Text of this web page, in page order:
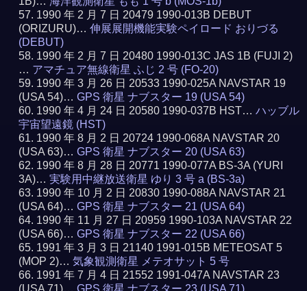
1990 年 2 月 7 日 20479 1990-013B DEBUT
(ORIZURU)…伸展展開機能実験ペイロード おりづる
(DEBUT)
1990 年 2 月 7 日 20480 1990-013C JAS 1B (FUJI 2)
… アマチュア無線衛星 ふじ 2 号 (FO-20)
1990 年 3 月 26 日 20533 1990-025A NAVSTAR 19
(USA 54)…GPS 衛星 ナブスター 19 (USA 54)
1990 年 4 月 24 日 20580 1990-037B HST…ハッブル
宇宙望遠鏡 (HST)
1990 年 8 月 2 日 20724 1990-068A NAVSTAR 20
(USA 63)…GPS 衛星 ナブスター 20 (USA 63)
1990 年 8 月 28 日 20771 1990-077A BS-3A (YURI
3A)…実験用中継放送衛星 ゆり 3 号 a (BS-3a)
1990 年 10 月 2 日 20830 1990-088A NAVSTAR 21
(USA 64)…GPS 衛星 ナブスター 21 (USA 64)
1990 年 11 月 27 日 20959 1990-103A NAVSTAR 22
(USA 66)…GPS 衛星 ナブスター 22 (USA 66)
1991 年 3 月 3 日 21140 1991-015B METEOSAT 5
(MOP 2)…気象観測衛星 メテオサット 5 号
1991 年 7 月 4 日 21552 1991-047A NAVSTAR 23
(USA 71)…GPS 衛星 ナブスター 23 (USA 71)